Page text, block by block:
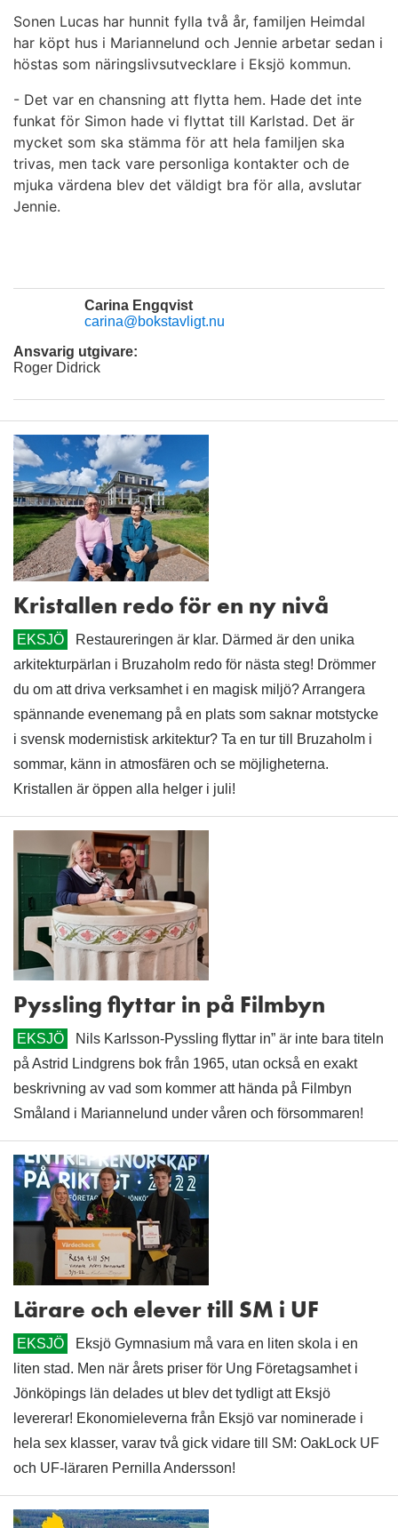
Sonen Lucas har hunnit fylla två år, familjen Heimdal
har köpt hus i Mariannelund och Jennie arbetar sedan i
höstas som näringslivsutvecklare i Eksjö kommun.
- Det var en chansning att flytta hem. Hade det inte
funkat för Simon hade vi flyttat till Karlstad. Det är
mycket som ska stämma för att hela familjen ska
trivas, men tack vare personliga kontakter och de
mjuka värdena blev det väldigt bra för alla, avslutar
Jennie.
Carina Engqvist
carina@bokstavligt.nu
Ansvarig utgivare:
Roger Didrick
Kristallen redo för en ny nivå
EKSJÖ
Restaureringen är klar. Därmed är den unika
arkitekturpärlan i Bruzaholm redo för nästa steg! Drömmer
du om att driva verksamhet i en magisk miljö? Arrangera
spännande evenemang på en plats som saknar motstycke
i svensk modernistisk arkitektur? Ta en tur till Bruzaholm i
sommar, känn in atmosfären och se möjligheterna.
Kristallen är öppen alla helger i juli!
Pyssling flyttar in på Filmbyn
EKSJÖ
Nils Karlsson-Pyssling flyttar in” är inte bara titeln
på Astrid Lindgrens bok från 1965, utan också en exakt
beskrivning av vad som kommer att hända på Filmbyn
Småland i Mariannelund under våren och försommaren!
Lärare och elever till SM i UF
EKSJÖ
Eksjö Gymnasium må vara en liten skola i en
liten stad. Men när årets priser för Ung Företagsamhet i
Jönköpings län delades ut blev det tydligt att Eksjö
levererar! Ekonomieleverna från Eksjö var nominerade i
hela sex klasser, varav två gick vidare till SM: OakLock UF
och UF-läraren Pernilla Andersson!